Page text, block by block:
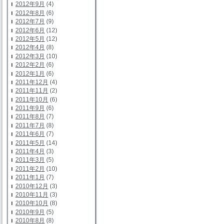
2012年9月 (4)
2012年8月 (6)
2012年7月 (9)
2012年6月 (12)
2012年5月 (12)
2012年4月 (8)
2012年3月 (10)
2012年2月 (6)
2012年1月 (6)
2011年12月 (4)
2011年11月 (2)
2011年10月 (6)
2011年9月 (6)
2011年8月 (7)
2011年7月 (8)
2011年6月 (7)
2011年5月 (14)
2011年4月 (3)
2011年3月 (5)
2011年2月 (10)
2011年1月 (7)
2010年12月 (3)
2010年11月 (3)
2010年10月 (8)
2010年9月 (5)
2010年8月 (8)